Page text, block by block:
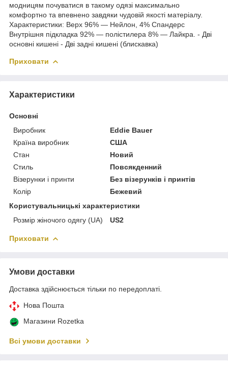
модницям почуватися в такому одязі максимально
комфортно та впевнено завдяки чудовій якості матеріалу.
Характеристики: Верх 96% — Нейлон, 4% Спандерс
Внутрішня підкладка 92% — полістилера 8% — Лайкра. - Дві
основні кишені - Дві задні кишені (блискавка)
Приховати
Характеристики
Основні
Виробник
Eddie Bauer
Країна виробник
США
Стан
Новий
Стиль
Повсякденний
Візерунки і принти
Без візерунків і принтів
Колір
Бежевий
Користувальницькі характеристики
Розмір жіночого одягу (UA)
US2
Приховати
Умови доставки
Доставка здійснюється тільки по передоплаті.
Нова Пошта
Магазини Rozetka
Всі умови доставки